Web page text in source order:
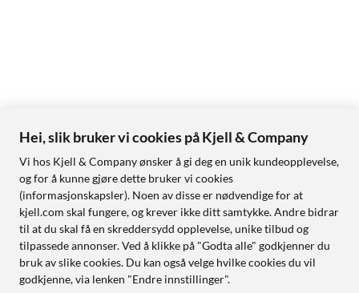
Hei, slik bruker vi cookies på Kjell & Company
Vi hos Kjell & Company ønsker å gi deg en unik kundeopplevelse,
og for å kunne gjøre dette bruker vi cookies
(informasjonskapsler). Noen av disse er nødvendige for at
kjell.com skal fungere, og krever ikke ditt samtykke. Andre bidrar
til at du skal få en skreddersydd opplevelse, unike tilbud og
tilpassede annonser. Ved å klikke på "Godta alle" godkjenner du
bruk av slike cookies. Du kan også velge hvilke cookies du vil
godkjenne, via lenken "Endre innstillinger".